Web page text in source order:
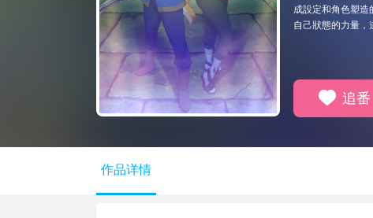
成設定和角色塑造
自己狀態的力量，
追番
作品详情